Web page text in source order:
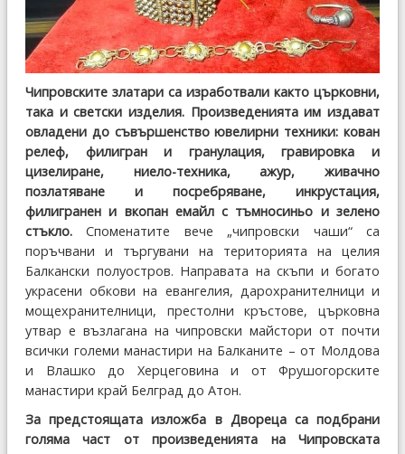
Чипровските златари са изработвали както църковни,
така и светски изделия. Произведенията им издават
овладени до съвършенство ювелирни техники: кован
релеф, филигран и гранулация, гравировка и
цизелиране, ниело-техника, ажур, живачно
позлатяване и посребряване, инкрустация,
филигранен и вкопан емайл с тъмносиньо и зелено
стъкло. Споменатите вече „чипровски чаши“ са
поръчвани и търгувани на територията на целия
Балкански полуостров. Направата на скъпи и богато
украсени обкови на евангелия, дарохранителници и
мощехранителници, престолни кръстове, църковна
утвар е възлагана на чипровски майстори от почти
всички големи манастири на Балканите – от Молдова
и Влашко до Херцеговина и от Фрушогорските
манастири край Белград до Атон.
За предстоящата изложба в Двореца са подбрани
голяма част от произведенията на Чипровската